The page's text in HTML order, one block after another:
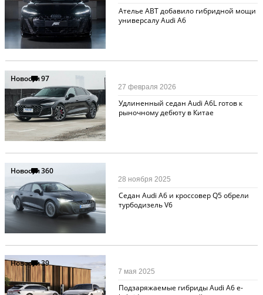
Ателье ABT добавило гибридной мощи
универсалу Audi A6
Новости97
Удлиненный седан Audi A6L готов к
рыночному дебюту в Китае
27 февраля 2026
Новости360
Седан Audi A6 и кроссовер Q5 обрели
турбодизель V6
28 ноября 2025
Новости39
Подзаряжаемые гибриды Audi A6 e-
7 мая 2025